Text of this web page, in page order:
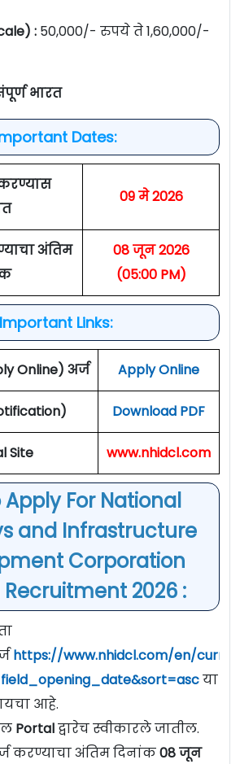
: 50,000/- रुपये ते 1,60,000/-
भारत
Dates:
09 मे 2026
अंतिम
08 जून 2026
(05:00 PM)
Important Links:
Online) अर्ज Apply Online
Download PDF
Site www.nhidcl.com
Apply For National
and Infrastructure
Corporation
2026 :
https://www.nhidcl.com/en/
या
आहे.
Portalद्वारेच स्वीकारले जातील.
करण्याचा अंतिम दिनांक08 जून